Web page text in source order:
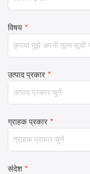
विषय *
उत्पाद प्रकार *
ग्राहक प्रकार *
संदेश *